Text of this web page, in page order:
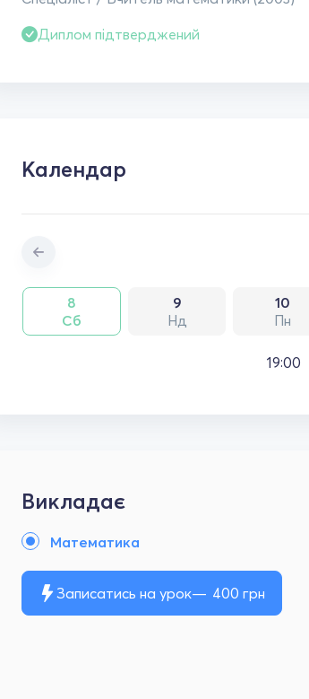
Диплом підтверджений
Календар
8
Сб
9
Нд
10
Пн
19:00
Викладає
Математика
Записатись на урок 400 грн